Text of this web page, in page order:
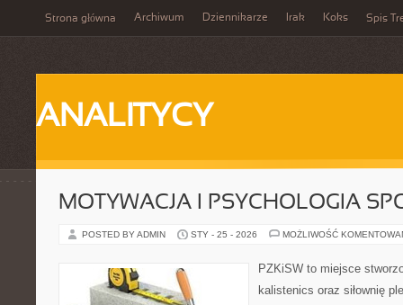
Strona główna Archiwum Dziennikarze Irak Koks Spis
ANALITYCY
MOTYWACJA I PSYCHOLOGIA
POSTED BY ADMIN STY - 25 - 2026 MOŻLIWOŚĆ
PZKiSW to miejsce
kalistenics oraz siłownię